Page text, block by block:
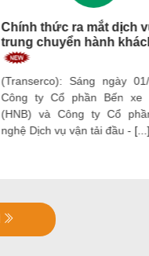
Chính thức ra mắt dịch
trung chuyển hành
(Transerco): Sáng ngày 01/
Công ty Cổ phần Bến xe
(HNB) và Công ty Cổ
nghệ Dịch vụ vận tải đầu - [...]